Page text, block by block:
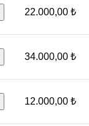
22.000,00 ₺
34.000,00 ₺
12.000,00 ₺